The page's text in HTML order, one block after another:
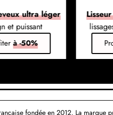
ultra léger
et puissant
à -50%
fondée en 2012. La marque